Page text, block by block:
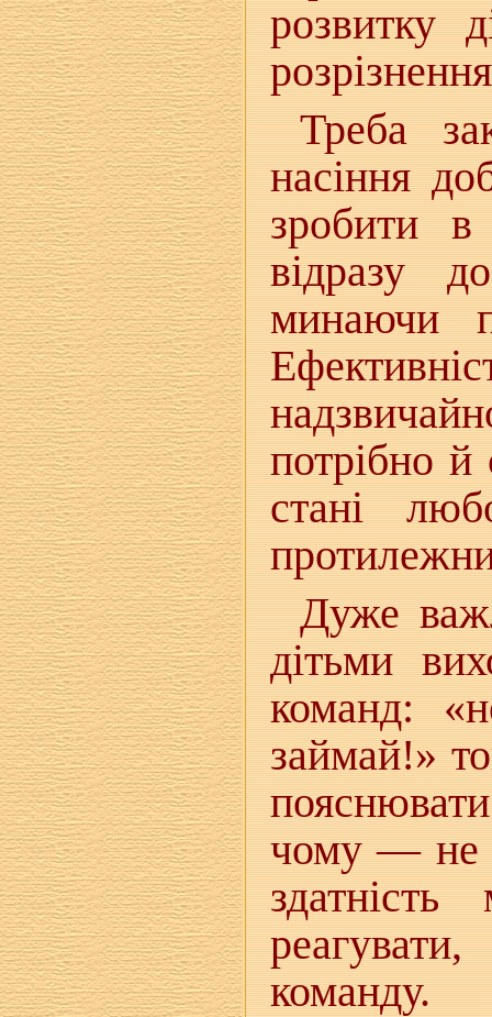
розвитку
Треба
насіння
зробити в
відразу
минаючи
потрібно
стані
Дуже
дітьми
команд:
займай!»
чому — не
команду.